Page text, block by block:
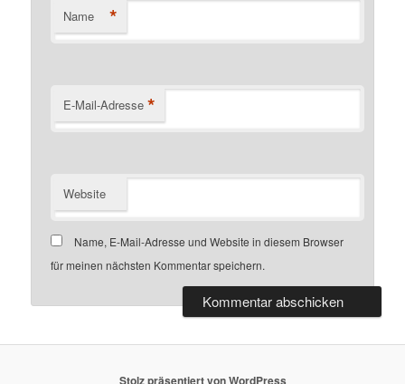
Name *
E-Mail-Adresse *
Website
Name, E-Mail-Adresse und Website in diesem Browser
für meinen nächsten Kommentar speichern.
Stolz präsentiert von WordPress